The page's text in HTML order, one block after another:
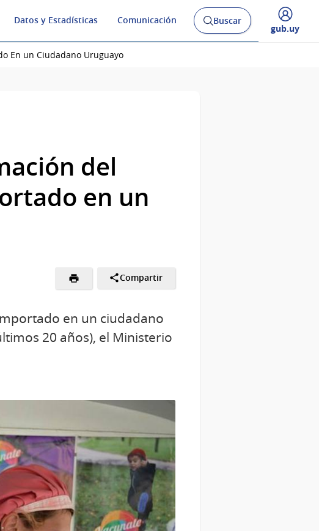
Datos y Estadísticas Comunicación
Abrir
buscador
Buscar
Desplegar
gub.uy
En un Ciudadano Uruguayo
del
en un
Compartir
en un ciudadano
20 años), el Ministerio